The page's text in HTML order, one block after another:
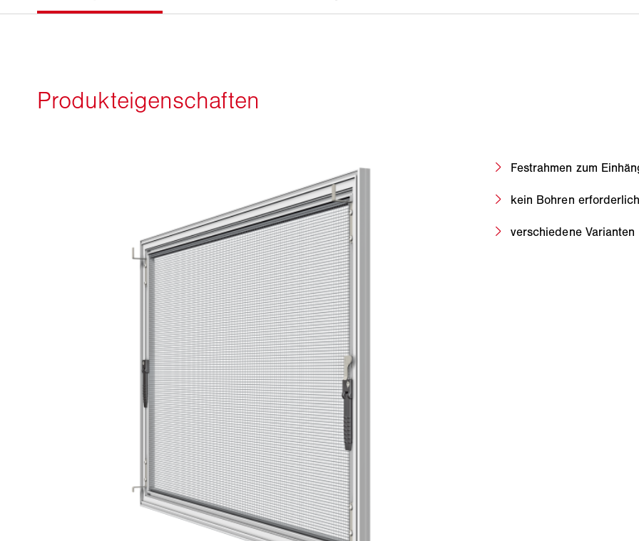
Festrahmen zum
kein Bohren erforderlich
verschiedene Varianten